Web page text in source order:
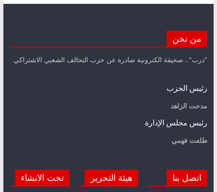
من نحن
"درب".. صحيفة الكترونية صادرة عن حزب التحالف الشعبي الاشتراكي
رئيس الحزب
مدحت الزاهد
رئيس مجلس الإدارة
طلعت فهمي
اتصل بنا هيئة التحرير تحت الانشاء